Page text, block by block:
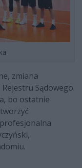
zmiana
Rejestru Sądowego.
bo ostatnie